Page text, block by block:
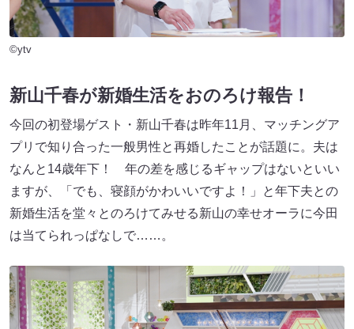
©ytv
新山千春が新婚生活をおのろけ報告！
今回の初登場ゲスト・新山千春は昨年11月、マッチングア
プリで知り合った一般男性と再婚したことが話題に。夫は
なんと14歳年下！ 年の差を感じるギャップはないといい
ますが、「でも、寝顔がかわいいですよ！」と年下夫との
新婚生活を堂々とのろけてみせる新山の幸せオーラに今田
は当てられっぱなしで……。